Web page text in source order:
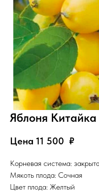
Яблоня
Цена 11 500 ₽
Корневая система:
Мякоть плода: Сочная
Цвет плода: Желтый